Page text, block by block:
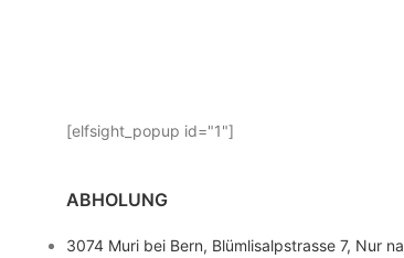
Kontakt & Beratung:
oder hier im Online Chat unter
Versand oder kostenlose Abholung in
[elfsight_popup id="1"]
ABHOLUNG
3074 Muri bei Bern, Blümlisalpstrasse 7, Nur